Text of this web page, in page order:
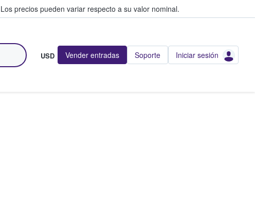
Los precios pueden variar respecto a su valor nominal.
USD Vender entradas Soporte Iniciar sesión